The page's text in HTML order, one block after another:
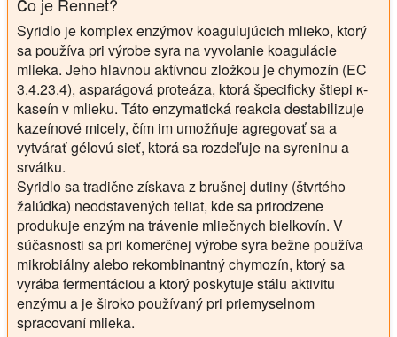
Čo je Rennet?
Syridlo je komplex enzýmov koagulujúcich mlieko, ktorý
sa používa pri výrobe syra na vyvolanie koagulácie
mlieka. Jeho hlavnou aktívnou zložkou je chymozín (EC
3.4.23.4), asparágová proteáza, ktorá špecificky štiepi κ-
kaseín v mlieku. Táto enzymatická reakcia destabilizuje
kazeínové micely, čím im umožňuje agregovať sa a
vytvárať gélovú sieť, ktorá sa rozdeľuje na syreninu a
srvátku.
Syridlo sa tradične získava z brušnej dutiny (štvrtého
žalúdka) neodstavených teliat, kde sa prirodzene
produkuje enzým na trávenie mliečnych bielkovín. V
súčasnosti sa pri komerčnej výrobe syra bežne používa
mikrobiálny alebo rekombinantný chymozín, ktorý sa
vyrába fermentáciou a ktorý poskytuje stálu aktivitu
enzýmu a je široko používaný pri priemyselnom
spracovaní mlieka.